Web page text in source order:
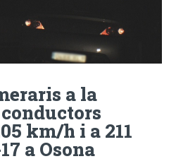
a la
km/h i a 211
a Osona